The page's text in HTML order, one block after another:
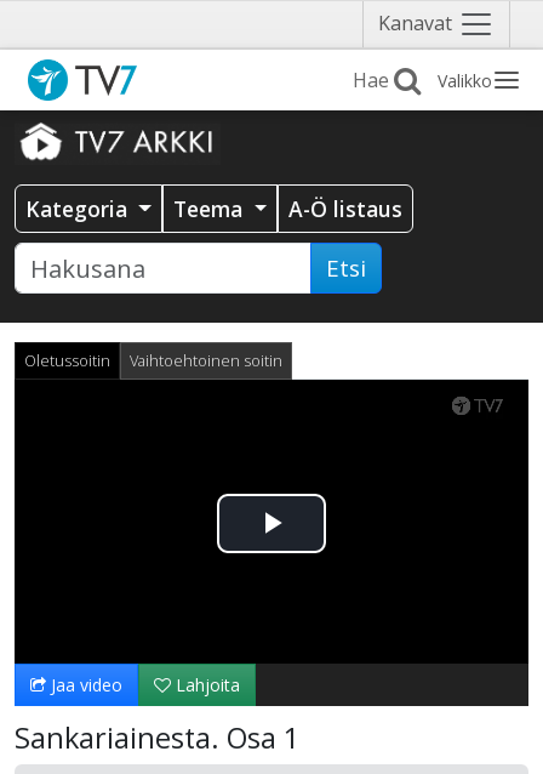
Kanavat Näytä
valikko
Valikko
Kategoria Teema A-Ö listaus
Etsi
Oletussoitin Vaihtoehtoinen soitin
Toista
Jaa video Lahjoita
Sankariainesta. Osa 1